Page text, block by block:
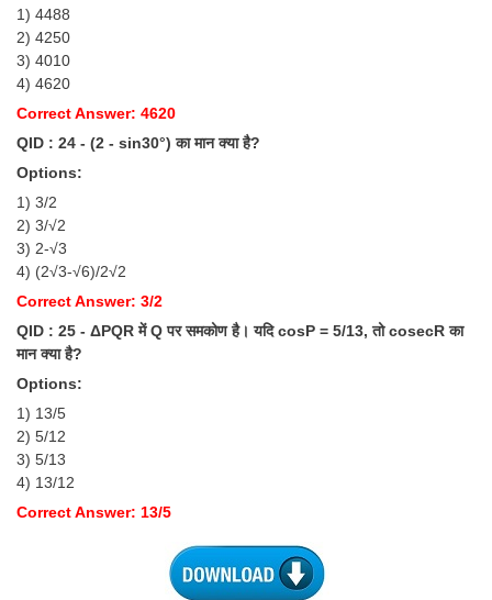
1) 4488
2) 4250
3) 4010
4) 4620
Correct Answer: 4620
QID : 24 - (2 - sin30°) का मान क्या है?
Options:
1) 3/2
2) 3/√2
3) 2-√3
4) (2√3-√6)/2√2
Correct Answer: 3/2
QID : 25 - ΔPQR में Q पर समकोण है। यदि cosP = 5/13, तो cosecR का
मान क्या है?
Options:
1) 13/5
2) 5/12
3) 5/13
4) 13/12
Correct Answer: 13/5